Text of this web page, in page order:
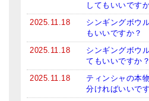
プレミアム・ティンシャ（L・M
ベーシック・ティンシャ（4種）
チベット・真マントラ香
してもいいです
2025.11.18
シンギングボウ
もいいですか？
2025.11.18
シンギングボウ
てもいいですか？
2025.11.18
ティンシャの本
分ければいいで